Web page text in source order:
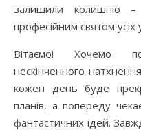
залишили колишню
професійним святом усіх
Вітаємо! Хочемо
нескінченного
кожен день буде
планів, а попереду
фантастичних ідей.